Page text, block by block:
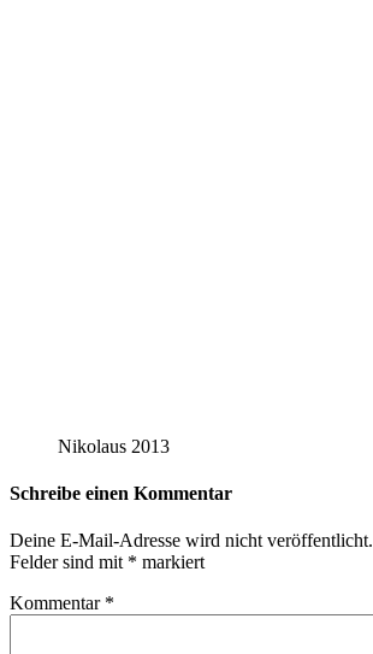
Nikolaus 2013
Schreibe einen Kommentar
Deine E-Mail-Adresse wird nicht veröffentlicht.
Felder sind mit * markiert
Kommentar *